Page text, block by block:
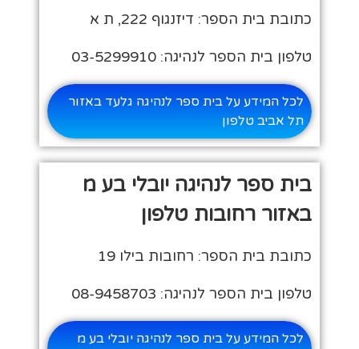
כתובת בית הספר: דיזנגוף 222, ת א
טלפון בית הספר לנהיגה: 03-5299910
לכל המידע על בית ספר לנהיגה גלעד באזור
תל אביב טלפון
בית ספר לנהיגה יובלי בע מ
באזור רחובות טלפון
כתובת בית הספר: רחובות בילו 19
טלפון בית הספר לנהיגה: 08-9458703
לכל המידע על בית ספר לנהיגה יובלי בע מ